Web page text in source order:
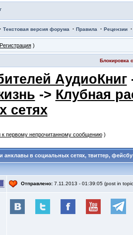
Текстовая версия форума · Правила · Рецензии
Регистрация)
Блокировка
АудиоКниг
-> Клубная
сетях
к первому непрочитанному сообщению)
анклавы в социальных сетях, твиттер,
Отправлено: 7.11.2013 - 01:39:05 (post in